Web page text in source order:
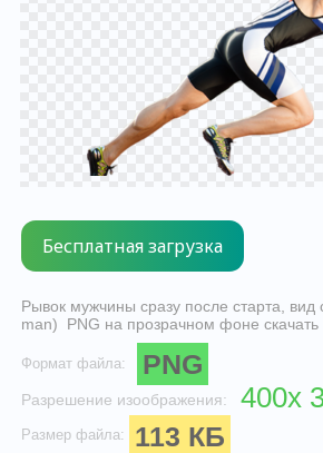
Рывок мужчины сразу после старта, вид
man) PNG на прозрачном фоне скачать
Формат файла: PNG
Разрешение изоображения: 400x
Размер файла: 113 КБ